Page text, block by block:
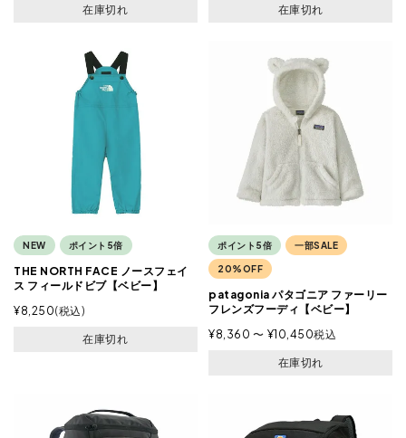
在庫切れ 在庫切れ
NEW ポイント5倍
THE NORTH FACE ノースフェイ
ス フィールドビブ【ベビー】
¥8,250 税込
在庫切れ
ポイント5倍 一部SALE
20%OFF
patagonia パタゴニア ファーリー
フレンズフーディ【ベビー】
¥8,360 〜 ¥10,450税込
在庫切れ